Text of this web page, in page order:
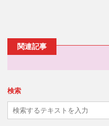
関連記事
検索